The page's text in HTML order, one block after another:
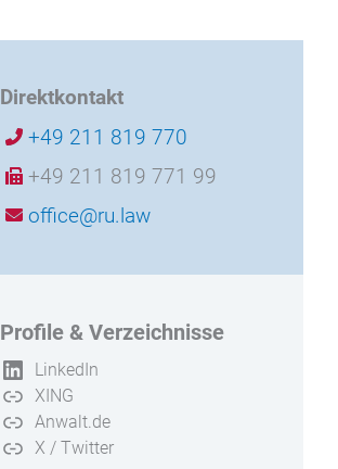
Direktkontakt
+49 211 819 770
+49 211 819 771 99
office@ru.law
Profile & Verzeichnisse
LinkedIn
XING
Anwalt.de
X / Twitter